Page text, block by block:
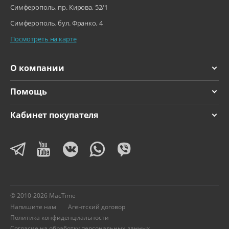
О компании
Помощь
Кабинет покупателя
Симферополь, пр. Кирова, 52/1
Симферополь, бул. Франко, 4
Посмотреть на карте
© 2010-2026 MacTime
Напишите нам
Агентский договор
Политика конфиденциальности